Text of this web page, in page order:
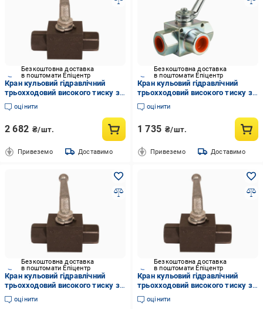
Безкоштовна доставка
в поштомати Епіцентр
Кран кульовий гідравлічний
трьохходовий високого тиску з
T-свердлінням гальванізована
сталь муфтовий литий В-В-В
оцінити
2 682 ₴/шт.
Привеземо Доставимо
Безкоштовна доставка
в поштомати Епіцентр
Кран кульовий гідравлічний
трьохходовий високого тиску з
L-свердлінням гальванізована
сталь муфтовий литий В-В-В
ДУ-12 з (MI_GE5GGT35011A000)
оцінити
1 735 ₴/шт.
Привеземо Доставимо
Безкоштовна доставка
в поштомати Епіцентр
Кран кульовий гідравлічний
трьохходовий високого тиску з
T-свердлінням гальванізована
сталь муфтовий литий В-В-В
оцінити
Безкоштовна доставка
в поштомати Епіцентр
Кран кульовий гідравлічний
трьохходовий високого тиску з
T-свердлінням гальванізована
сталь муфтовий литий В-В-В
оцінити